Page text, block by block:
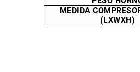
MEDIDA
(LXWXH)